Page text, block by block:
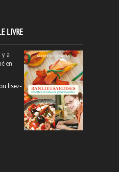
LIVRE
y a
en
lisez-